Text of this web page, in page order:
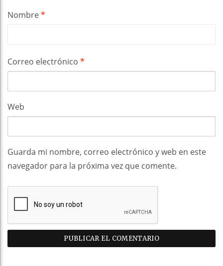
Nombre*
Correo electrónico *
Web
Guarda mi nombre, correo electrónico y web en este
navegador para la próxima vez que comente.